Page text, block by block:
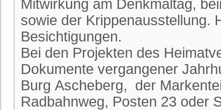
Mitwirkung am Denkmaltag,
sowie der Krippenausstellung.
Besichtigungen.
Bei den Projekten des
Dokumente vergangener
Burg Ascheberg, der
Radbahnweg, Posten 23 oder